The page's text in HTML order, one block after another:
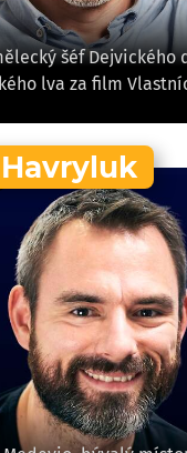
šéf Dejvického
lva za film